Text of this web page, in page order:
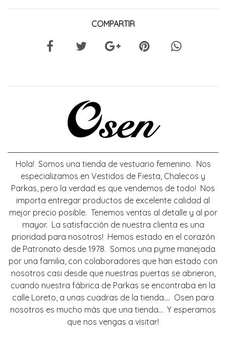
COMPARTIR
Hola! Somos una tienda de vestuario femenino. Nos
especializamos en Vestidos de Fiesta, Chalecos y
Parkas, pero la verdad es que vendemos de todo! Nos
importa entregar productos de excelente calidad al
mejor precio posible. Tenemos ventas al detalle y al por
mayor. La satisfacción de nuestra clienta es una
prioridad para nosotros! Hemos estado en el corazón
de Patronato desde 1978. Somos una pyme manejada
por una familia, con colaboradores que han estado con
nosotros casi desde que nuestras puertas se abrieron,
cuando nuestra fábrica de Parkas se encontraba en la
calle Loreto, a unas cuadras de la tienda.... Osen para
nosotros es mucho más que una tienda... Y esperamos
que nos vengas a visitar!